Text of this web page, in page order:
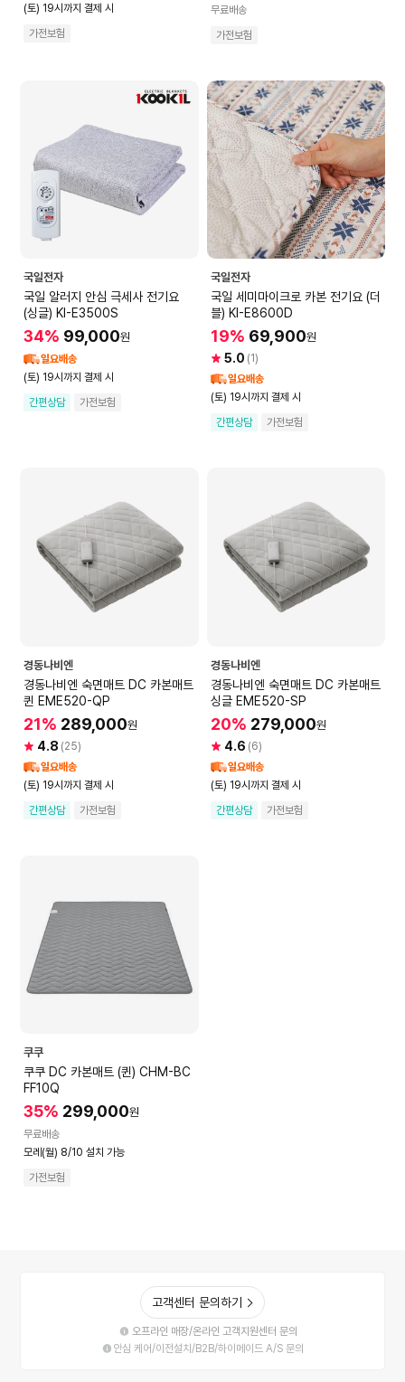
(토) 19시까지 결제 시
가전보험
무료배송
가전보험
국일전자
국일 알러지 안심 극세사 전기요
(싱글) KI-E3500S
34% 99,000원
일요배송
(토) 19시까지 결제 시
간편상담
가전보험
국일전자
국일 세미마이크로 카본 전기요 (더
블) KI-E8600D
19% 69,900원
5.0 (1)
일요배송
(토) 19시까지 결제 시
간편상담
가전보험
경동나비엔
경동나비엔 숙면매트 DC 카본매트
퀸 EME520-QP
21% 289,000원
4.8 (25)
일요배송
(토) 19시까지 결제 시
간편상담
가전보험
경동나비엔
경동나비엔 숙면매트 DC 카본매트
싱글 EME520-SP
20% 279,000원
4.6 (6)
일요배송
(토) 19시까지 결제 시
간편상담
가전보험
쿠쿠
쿠쿠 DC 카본매트 (퀸) CHM-BC
FF10Q
35% 299,000원
무료배송
모레(월) 8/10 설치 가능
가전보험
고객센터 문의하기
오프라인 매장/온라인 고객지원센터 문의
안심 케어/이전설치/B2B/하이메이드 A/S 문의